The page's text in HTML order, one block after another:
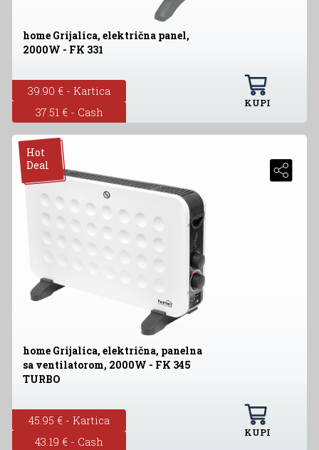
home Grijalica, električna panel,
2000W - FK 331
39.90 € - Kartica
37.51 € - Cash
KUPI
Hot
Deal
home Grijalica, električna, panelna
sa ventilatorom, 2000W - FK 345
TURBO
45.95 € - Kartica
43.19 € - Cash
KUPI